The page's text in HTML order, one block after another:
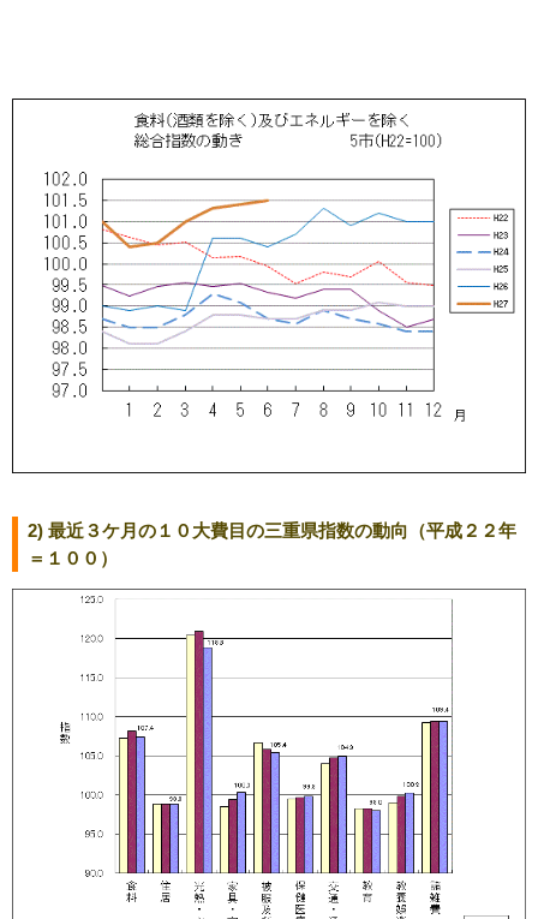
2) 最近３ケ月の１０大費目の三重県指数の動向（平成２２年
＝１００）